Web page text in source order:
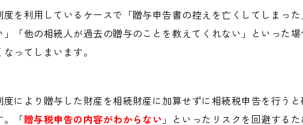
を利用しているケースで「贈与申告書の控えを亡くしてしまっ
」「他の相続人が過去の贈与のことを教えてくれない」といった
ってしまいます。
により贈与した財産を相続財産に加算せずに相続税申告を行う
。「贈与税申告の内容がわからない 」といったリスクを回避する